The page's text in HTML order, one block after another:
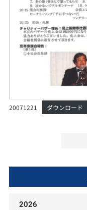
20071221 ダウンロード
2026